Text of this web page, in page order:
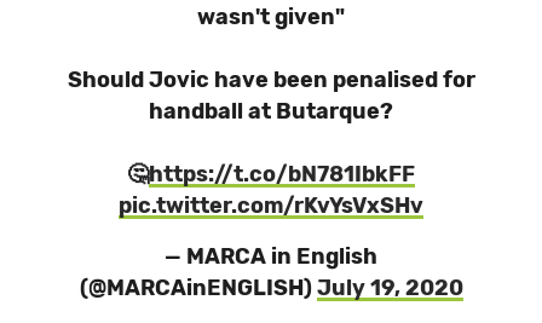
wasn't given"
Should Jovic have been penalised for
handball at Butarque?
🤔https://t.co/bN781IbkFF
pic.twitter.com/rKvYsVxSHv
— MARCA in English
(@MARCAinENGLISH)July 19, 2020